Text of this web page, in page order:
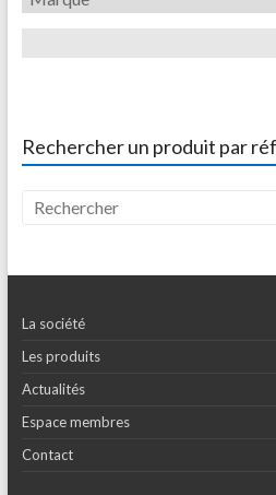
Rechercher un produit par
La société
Les produits
Actualités
Espace membres
Contact